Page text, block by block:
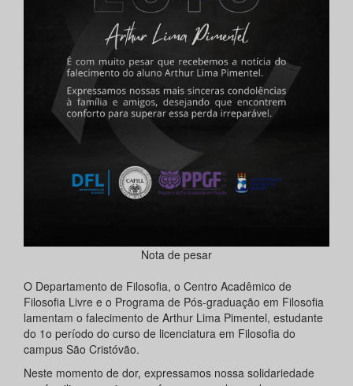
Nota de pesar
O Departamento de Filosofia, o Centro Acadêmico de
Filosofia Livre e o Programa de Pós-graduação em Filosofia
lamentam o falecimento de Arthur Lima Pimentel, estudante
do 1o período do curso de licenciatura em Filosofia do
campus São Cristóvão.
Neste momento de dor, expressamos nossa solidariedade